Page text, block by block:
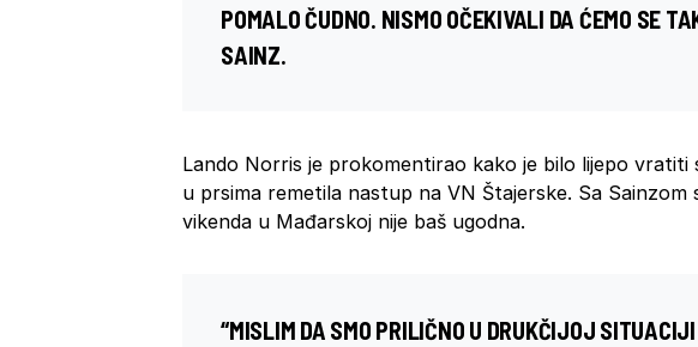
POMALO ČUDNO. NISMO OČEKIVALI DA ĆEMO SE
SAINZ.
Lando Norris je prokomentirao kako je bilo lijepo
u prsima remetila nastup na VN Štajerske. Sa Sainzom
vikenda u Mađarskoj nije baš ugodna.
“MISLIM DA SMO PRILIČNO U DRUKČIJOJ